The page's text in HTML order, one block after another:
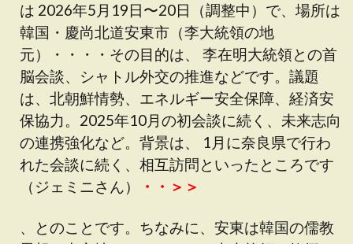
は 2026年5月19日〜20日（調整中）で、場所は
韓国・慶尚北道安東市（李大統領の地
元）・・・・その目的は、 李在明大統領との首
脳会談、シャトル外交の推進などです。議題
は、北朝鮮情勢、エネルギー安全保障、経済安
保協力。2025年10月の初会談に続く、未来志向
の連携強化など。背景は、 1月に奈良県で行わ
れた会談に続く、相互訪問といったところです
（ジェミニさん）
・・＞＞
、とのことです。ちなみに、安東は韓国の儒教